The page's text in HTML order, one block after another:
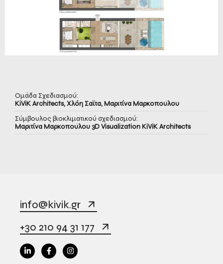
Ομάδα Σχεδιασμού:
KiViK Architects, Χλόη Σαϊτα, Μαριτίνα Μαρκοπούλου
Σύμβουλος βιοκλιματικού σχεδιασμού:
Μαριτίνα Μαρκοπούλου 3D Visualization KiViK Architects
info@kivik.gr
+30 210 94 31 177